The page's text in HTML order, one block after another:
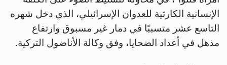
الإنسانية الكارثية للعدوان الإسرائيلي، الذي دخل شهره
التاسع عشر متسببًا في دمار غير مسبوق وارتفاع
مذهل في أعداد الضحايا، وفق وكالة الأناضول التركية.